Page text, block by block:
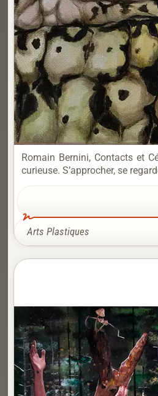
Romain Bernini, Contacts et
curieuse. S’approcher, se
Arts Plastiques